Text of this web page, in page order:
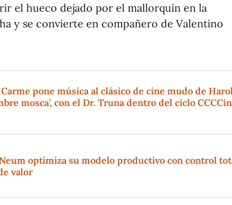
el hueco dejado por el mallorquín en la
y se convierte en compañero de Valentino
pone música al clásico de cine mudo de
mosca’, con el Dr. Truna dentro del ciclo
optimiza su modelo productivo con control
valor